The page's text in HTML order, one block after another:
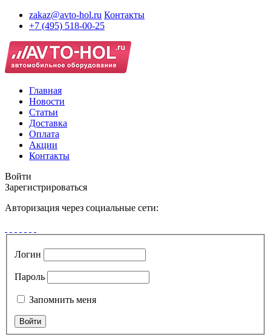
zakaz@avto-hol.ru Контакты
+7 (495) 518-00-25
Главная
Новости
Статьи
Доставка
Оплата
Акции
Контакты
Войти
Зарегистрироваться
Авторизация через социальные сети:
Логин
Пароль
Запомнить меня